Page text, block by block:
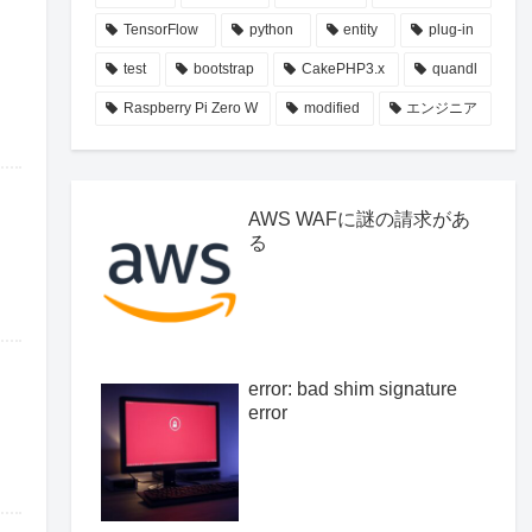
TensorFlow python entity plug-in
test bootstrap CakePHP3.x quandl
Raspberry Pi Zero W modified エンジニア
AWS WAFに謎の請求があ
る
error: bad shim signature
error